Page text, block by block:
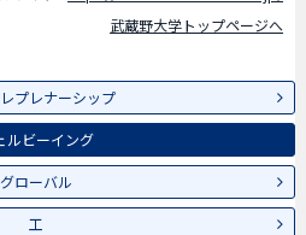
武蔵野大学トップページへ
プレナーシップ
ルビーイング
グローバル
工